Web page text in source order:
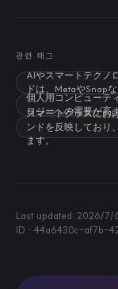
관련 태그
AIやスマートテクノ
ドは、MetaやSnap
個人用コンピューテ
ロジーへの需要が高
スマートグラスにお
ンドを反映しており
ます。
Last updated: 2026/7/
ID · 44a6430c-af7b-